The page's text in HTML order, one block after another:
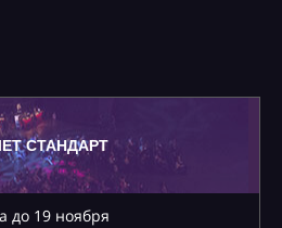
СТАНДАРТ
до 19 ноября